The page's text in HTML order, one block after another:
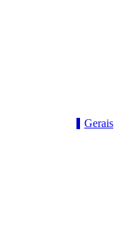
Gerais